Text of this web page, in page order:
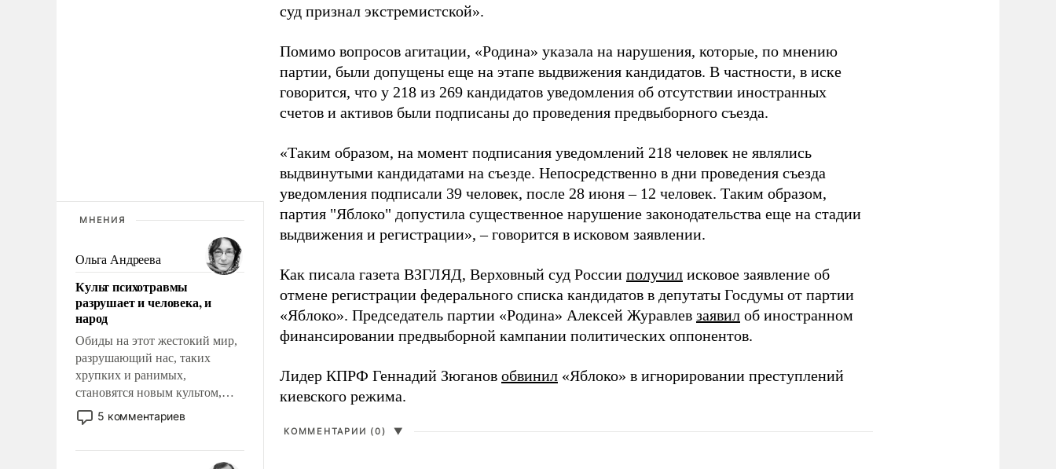
МНЕНИЯ
Ольга Андреева
Культ психотравмы
разрушает и человека, и
народ
Обиды на этот жестокий мир,
разрушающий нас, таких
хрупких и ранимых,
становятся новым культом,
постепенно вытесняя и
отменяя традиционное
мужественным и твердым под
5 комментариев
суд признал экстремистской».
Помимо вопросов агитации, «Родина» указала на нарушения, которые, по мнению
партии, были допущены еще на этапе выдвижения кандидатов. В частности, в иске
говорится, что у 218 из 269 кандидатов уведомления об отсутствии иностранных
счетов и активов были подписаны до проведения предвыборного съезда.
«Таким образом, на момент подписания уведомлений 218 человек не являлись
выдвинутыми кандидатами на съезде. Непосредственно в дни проведения съезда
уведомления подписали 39 человек, после 28 июня – 12 человек. Таким образом,
партия "Яблоко" допустила существенное нарушение законодательства еще на стадии
выдвижения и регистрации», – говорится в исковом заявлении.
Как писала газета ВЗГЛЯД, Верховный суд России получил исковое заявление об
отмене регистрации федерального списка кандидатов в депутаты Госдумы от партии
«Яблоко». Председатель партии «Родина» Алексей Журавлев заявил об иностранном
финансировании предвыборной кампании политических оппонентов.
Лидер КПРФ Геннадий Зюганов обвинил «Яблоко» в игнорировании преступлений
киевского режима.
КОММЕНТАРИИ (0) ▼